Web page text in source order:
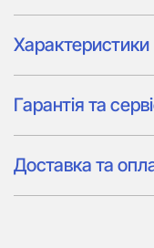
Характеристики
Гарантія та
Доставка та